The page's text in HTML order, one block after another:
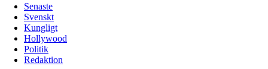
Senaste
Svenskt
Kungligt
Hollywood
Politik
Redaktion